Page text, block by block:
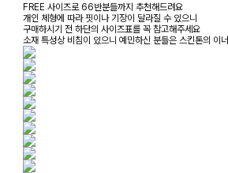
FREE 사이즈로 66반분들까지 추천해드려요
개인 체형에 따라 핏이나 기장이 달라질 수 있으니
구매하시기 전 하단의 사이즈표를 꼭 참고해주세요
소재 특성상 비침이 있으니 예민하신 분들은 스킨톤의 이